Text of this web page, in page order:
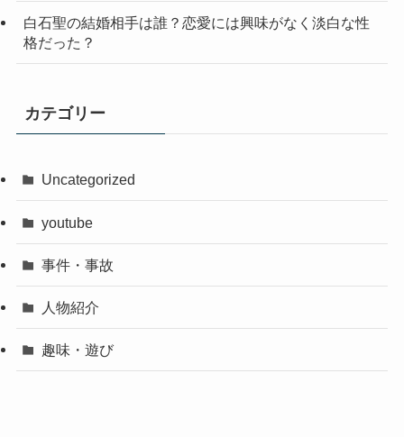
白石聖の結婚相手は誰？恋愛には興味がなく淡白な性
格だった？
カテゴリー
Uncategorized
youtube
事件・事故
人物紹介
趣味・遊び